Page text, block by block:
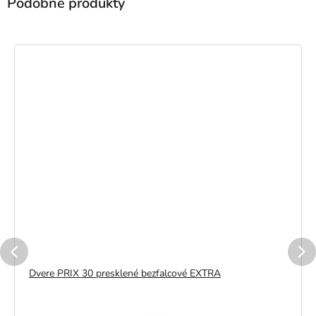
Dvere PRIX 30 presklené bezfalcové EXTRA